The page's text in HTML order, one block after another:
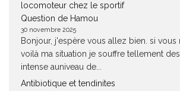
locomoteur chez le sportif
Question de Hamou
30 novembre 2025
Bonjour, j'espère vous allez bien. si vous
voilà ma situation je souffre tellement
intense auniveau de...
Antibiotique et tendinites